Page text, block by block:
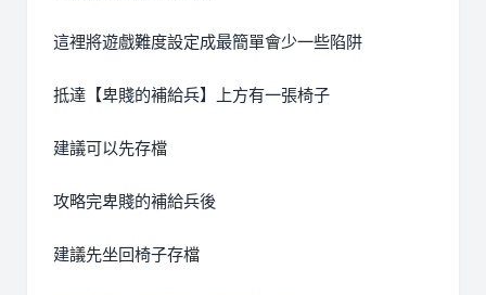
這裡將遊戲難度設定成最簡單會少一些陷阱
抵達【卑賤的補給兵】上方有一張椅子
建議可以先存檔
攻略完卑賤的補給兵後
建議先坐回椅子存檔